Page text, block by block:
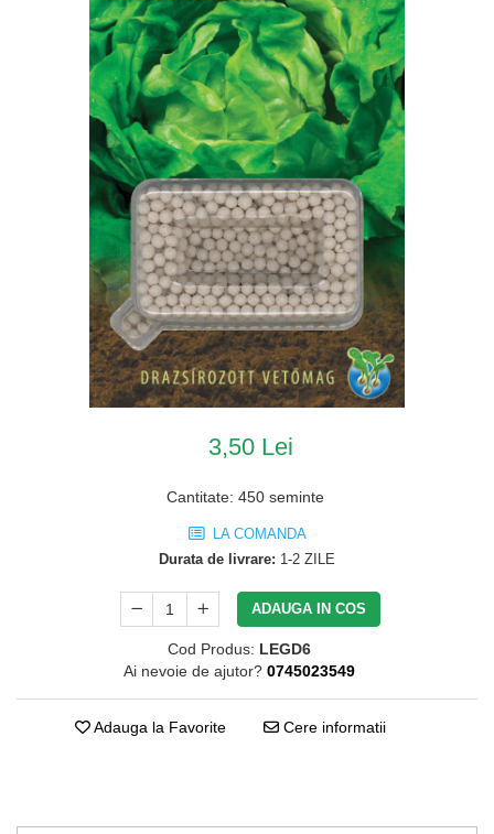
3,50 Lei
Cantitate: 450 seminte
LA COMANDA
Durata de livrare: 1-2 ZILE
ADAUGA IN COS
Cod Produs: LEGD6
Ai nevoie de ajutor? 0745023549
Adauga la Favorite Cere informatii